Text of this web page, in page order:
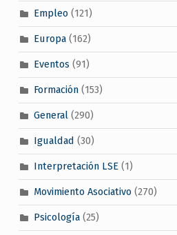
Empleo (121)
Europa(162)
Eventos (91)
Formación(153)
General(290)
Igualdad (30)
Interpretación LSE(1)
Movimiento Asociativo (270)
Psicología(25)